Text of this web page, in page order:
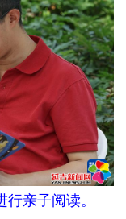
亲子阅读。